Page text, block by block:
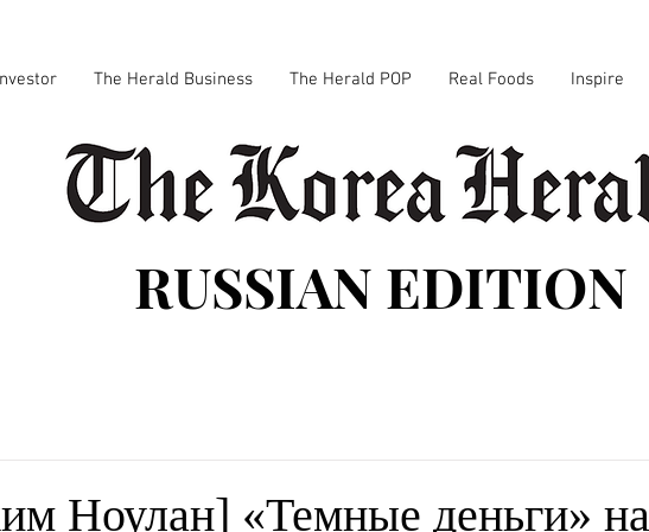
The Herald Business The Herald POP Real Foods Inspire
RUSSIAN EDITION
Ноулан] «Темные деньги» на